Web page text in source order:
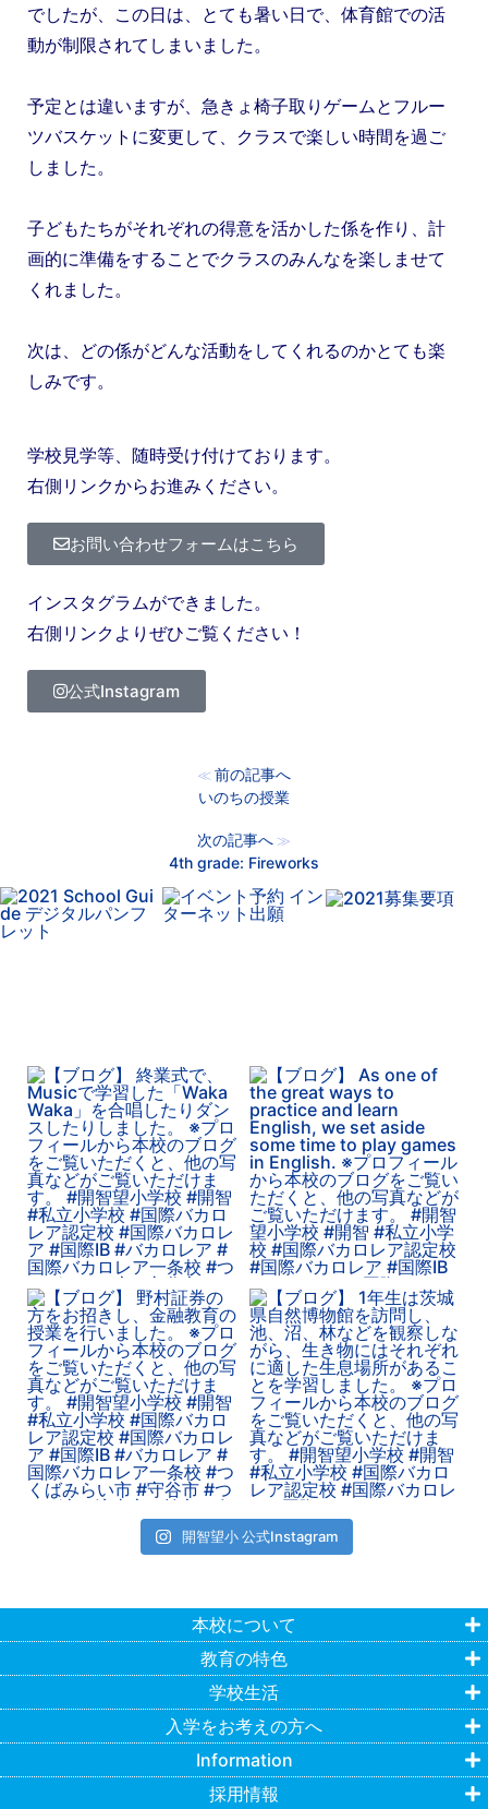
でしたが、この日は、とても暑い日で、体育館での活
動が制限されてしまいました。
予定とは違いますが、急きょ椅子取りゲームとフルー
ツバスケットに変更して、クラスで楽しい時間を過ご
しました。
子どもたちがそれぞれの得意を活かした係を作り、計
画的に準備をすることでクラスのみんなを楽しませて
くれました。
次は、どの係がどんな活動をしてくれるのかとても楽
しみです。
学校見学等、随時受け付けております。
右側リンクからお進みください。
お問い合わせフォームはこちら
インスタグラムができました。
右側リンクよりぜひご覧ください！
公式Instagram
≪ 前の記事へ
いのちの授業
次の記事へ ≫
4th grade: Fireworks
開智望小 公式Instagram
本校について
教育の特色
学校生活
入学をお考えの方へ
Information
採用情報